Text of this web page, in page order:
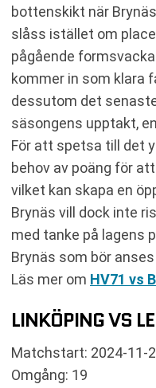
bottenskikt när
slåss istället om
pågående
kommer in som klara
dessutom det
säsongens upptakt,
För att spetsa till det
behov av poäng för
vilket kan skapa en
Brynäs vill dock inte
med tanke på lagens
Brynäs som bör
Läs mer om HV71 vs
LINKÖPING VS
Matchstart: 2024-11-
Omgång: 19